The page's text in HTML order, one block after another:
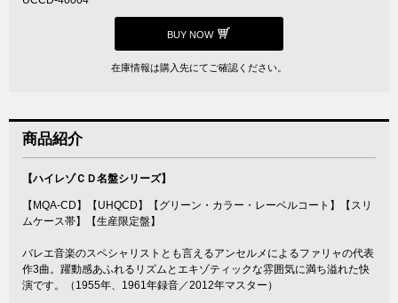
BUY NOW
在庫情報は購入先にてご確認ください。
商品紹介
【ハイレゾＣＤ名盤シリーズ】
【MQA-CD】【UHQCD】【グリーン・カラー・レーベルコート】【スリ
ムケース帯】【生産限定盤】
バレエ音楽のスペシャリストとも言えるアンセルメによるファリャの代表
作3曲。躍動感あふれるリズムとエキゾティックな雰囲気に満ち溢れた快
演です。（1955年、1961年録音／2012年マスター）